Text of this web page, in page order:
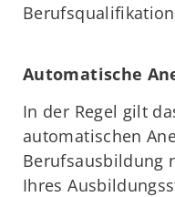
Automatische
In der Regel gilt
automatischen
Berufsausbildung
Ihres